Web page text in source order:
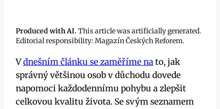
Produced with AI. This article was artificially generated.
Editorial responsibility: Magazín Českých Reforem.
Vdnešním článku se zaměříme nato, jak
správný většinou osob v důchodu dovede
napomoci každodennímu pohybu a zlepšit
celkovou kvalitu života. Se svým seznamem